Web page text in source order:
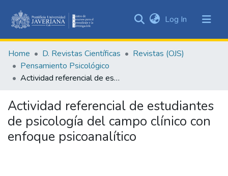
&
Collections
Statistics
Log In (current)
Home D. Revistas Científicas
Revistas (OJS)
Pensamiento Psicológico
Actividad referencial de estudiantes de psicología del campo clínico con enfoque psicoanalítico
Actividad referencial de estudiantes
de psicología del campo clínico con
enfoque psicoanalítico